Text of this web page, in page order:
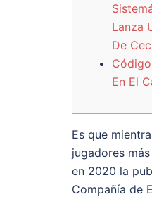
Lanza
De
En El
Es que
jugadores
en 2020 la
Compañía de